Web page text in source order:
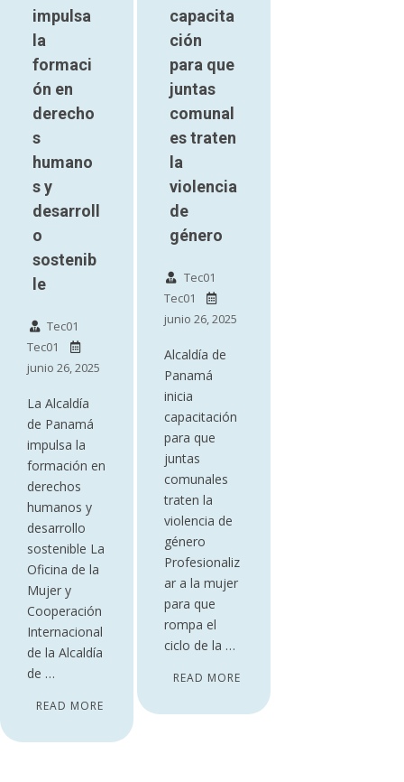
impulsa
la
formaci
ón en
derecho
s
humano
s y
desarroll
o
sostenib
le
Tec01
Tec01
junio 26, 2025
La Alcaldía
de Panamá
impulsa la
formación en
derechos
humanos y
desarrollo
sostenible La
Oficina de la
Mujer y
Cooperación
Internacional
de la Alcaldía
de …
READ MORE
capacita
ción
para que
juntas
comunal
es traten
la
violencia
de
género
Tec01
Tec01
junio 26, 2025
Alcaldía de
Panamá
inicia
capacitación
para que
juntas
comunales
traten la
violencia de
género
Profesionaliz
ar a la mujer
para que
rompa el
ciclo de la …
READ MORE